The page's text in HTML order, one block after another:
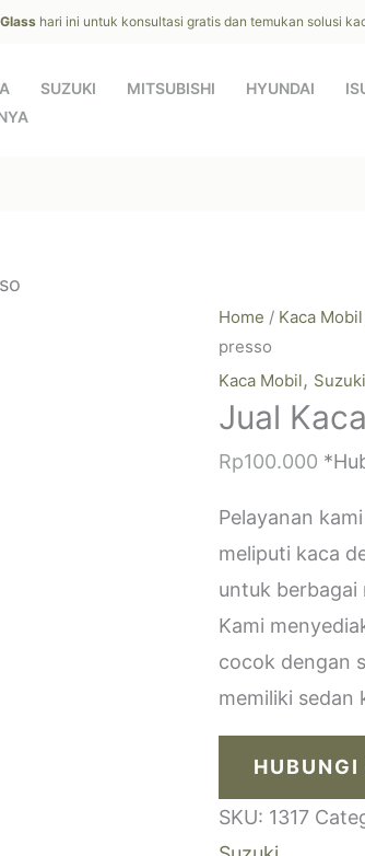
hari ini untuk konsultasi gratis dan temukan solusi
SUZUKI MITSUBISHI HYUNDAI
Home / Kaca Mobil
presso
Kaca Mobil, Suzuki
Jual
Rp100.000
Pelayanan
meliputi kaca
untuk berbagai
Kami
cocok dengan
memiliki sedan
HUBUNGI
SKU: 1317